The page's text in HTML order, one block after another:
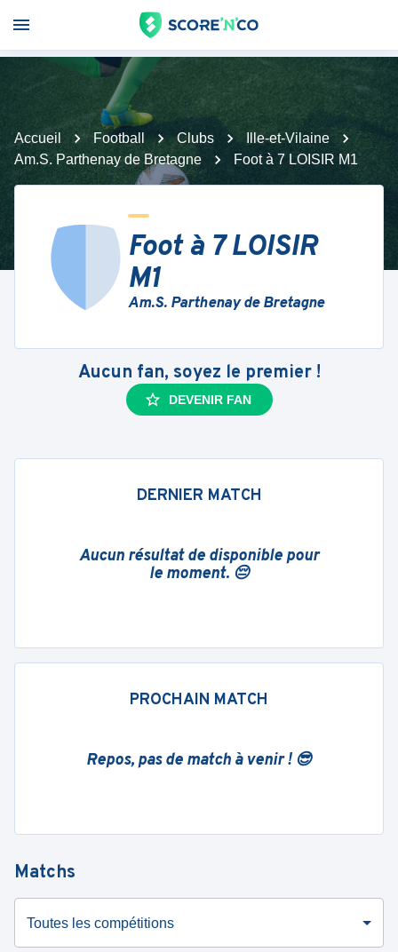
Accueil Football Clubs
Ille-et-Vilaine
Am.S. Parthenay de Bretagne
Foot à 7 LOISIR M1
Foot à 7 LOISIR
M1
Am.S. Parthenay de Bretagne
Aucun fan, soyez le premier !
DEVENIR FAN
DERNIER MATCH
Aucun résultat de disponible pour
le moment. 😔
PROCHAIN MATCH
Repos, pas de match à venir ! 😎
Matchs
Toutes les compétitions